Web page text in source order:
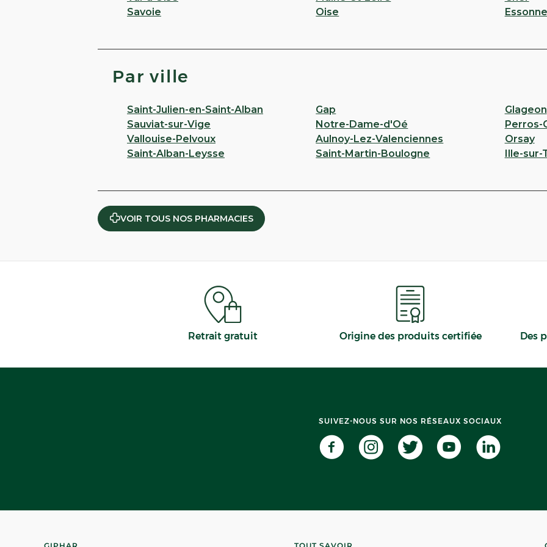
Savoie
Oise Essonne
Par ville
Saint-Julien-en-Saint-Alban Gap
Glageon
Sauviat-sur-Vige
Notre-Dame-d'Oé
Perros-
Vallouise-Pelvoux
Aulnoy-Lez-Valenciennes
Orsay
Saint-Alban-Leysse
Saint-Martin-Boulogne Ille-sur-
VOIR TOUS NOS PHARMACIES
Retrait gratuit Origine des produits certifiée Des
SUIVEZ-NOUS SUR NOS RÉSEAUX SOCIAUX